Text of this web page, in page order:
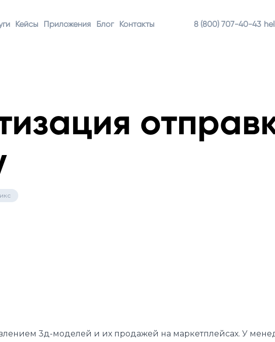
Кейсы Приложения Блог Контакты 8 (800) 707-40-43
3д-моделей и их продажей на маркетплейсах. У